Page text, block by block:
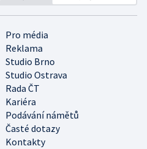
Pro média
Reklama
Studio Brno
Studio Ostrava
Rada ČT
Kariéra
Podávání námětů
Časté dotazy
Kontakty